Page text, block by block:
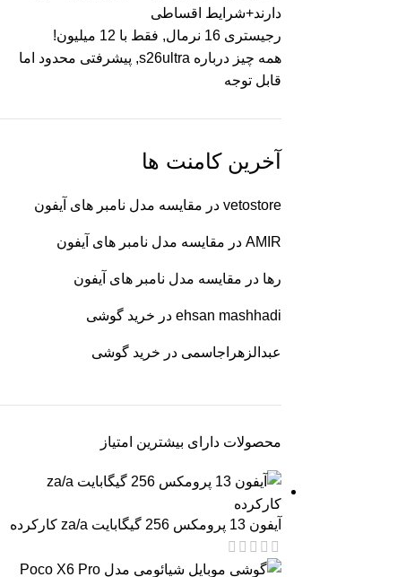
دارند+شرایط اقساطی
رجیستری 16 نرمال, فقط با 12 میلیون!
همه چیز درباره s26ultra, پیشرفتی محدود اما
قابل توجه
آخرین کامنت ها
vetostore در مقایسه مدل نامبر های آیفون
AMIR در مقایسه مدل نامبر های آیفون
رها در مقایسه مدل نامبر های آیفون
ehsan mashhadi در خرید گوشی
عبدالزهراجاسمی در خرید گوشی
محصولات دارای بیشترین امتیاز
آیفون 13 پرومکس 256 گیگابایت za/a کارکرده